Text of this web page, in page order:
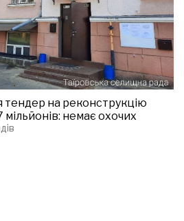
тендер на реконструкцію
немає охочих